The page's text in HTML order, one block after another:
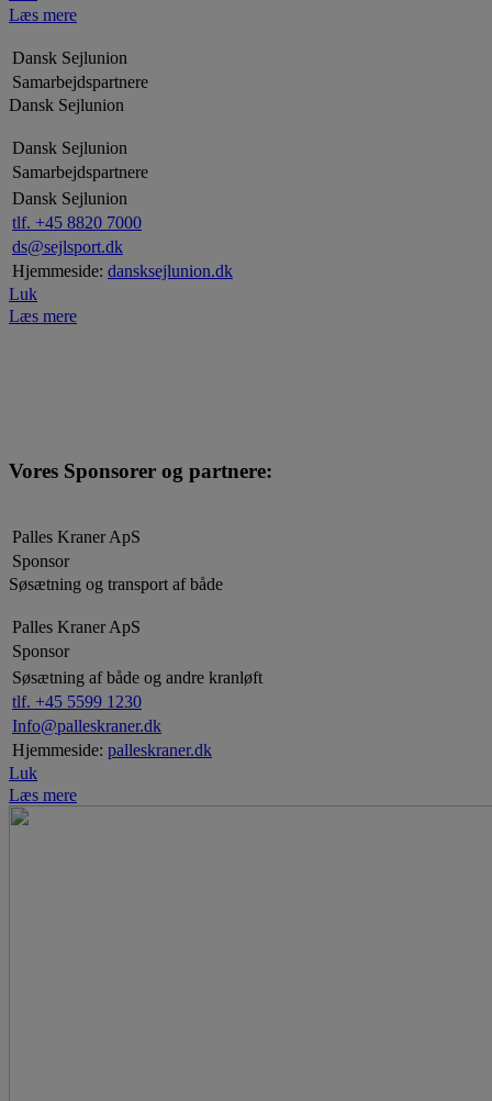
Læs mere
Dansk Sejlunion
Samarbejdspartnere
Dansk Sejlunion
Dansk Sejlunion
Samarbejdspartnere
Dansk Sejlunion
tlf. +45 8820 7000
ds@sejlsport.dk
Hjemmeside: dansksejlunion.dk
Luk
Læs mere
Vores Sponsorer og partnere:
Palles Kraner ApS
Sponsor
Søsætning og transport af både
Palles Kraner ApS
Sponsor
Søsætning af både og andre kranløft
tlf. +45 5599 1230
Info@palleskraner.dk
Hjemmeside: palleskraner.dk
Luk
Læs mere